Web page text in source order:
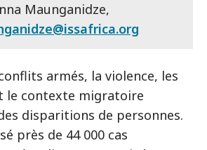
Maunganidze,
armés, la violence, les
le contexte migratoire
disparitions de personnes.
près de 44 000 cas